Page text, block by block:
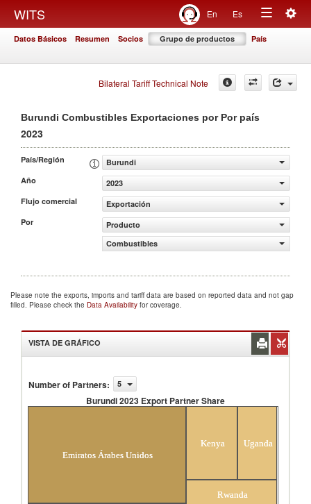
WITS En Es
Toggle
Datos Básicos Resumen Socios Grupo de productos País
Bilateral Tariff Technical Note
Burundi Combustibles Exportaciones por Por país
2023
País/Región
Burundi
Año
2023
Flujo comercial
Exportación
Por
Producto
Combustibles
Please note the exports, imports and tariff data are based on reported data and not gap
filled. Please check the Data Availability for coverage.
VISTA DE GRÁFICO
Number of Partners: 5
Burundi 2023 Export Partner Share
Emiratos Árabes Unidos
Kenya Uganda
Rwanda